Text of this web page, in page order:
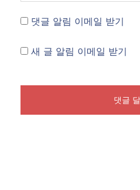
댓글 알림 이메일 받기
새 글 알림 이메일 받기